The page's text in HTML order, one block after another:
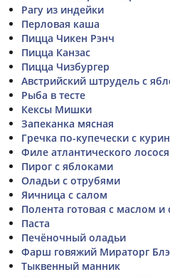
Рагу из индейки
Перловая каша
Пицца Чикен Рэнч
Пицца Канзас
Пицца Чизбургер
Австрийский штрудель с
Рыба в тесте
Кексы Мишки
Запеканка мясная
Гречка по-купечески с
Филе атлантического
Пирог с яблоками
Оладьи с отрубями
Яичница с салом
Полента готовая с маслом и
Паста
Печёночный оладьи
Фарш говяжий Мираторг
Тыквенный манник